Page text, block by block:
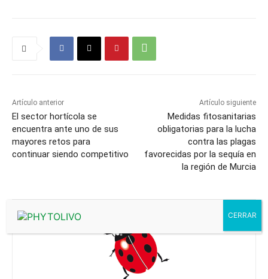
Artículo anterior
El sector hortícola se
encuentra ante uno de sus
mayores retos para
continuar siendo competitivo
Artículo siguiente
Medidas fitosanitarias
obligatorias para la lucha
contra las plagas
favorecidas por la sequía en
la región de Murcia